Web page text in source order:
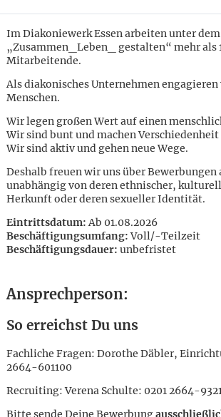
Im Diakoniewerk Essen arbeiten unter
„Zusammen_Leben_ gestalten“ mehr als
Mitarbeitende.
Als diakonisches Unternehmen
Menschen.
Wir legen großen Wert auf einen
Wir sind bunt und machen
Wir sind aktiv und gehen neue Wege.
Deshalb freuen wir uns über Bewerbungen
unabhängig von deren ethnischer,
Herkunft oder deren sexueller Identität.
Eintrittsdatum:Ab 01.08.2026
Beschäftigungsumfang:Voll/-Teilzeit
Beschäftigungsdauer: unbefristet
Ansprechperson:
So erreichst Du uns
Fachliche Fragen: Dorothe Däbler,
2664-601100
Recruiting: Verena Schulte: 0201 2664-